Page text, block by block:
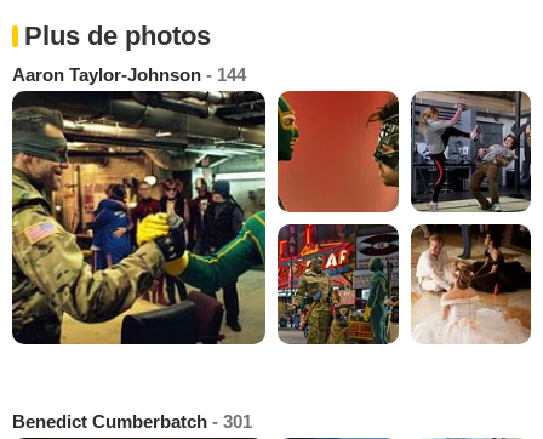
Plus de photos
Aaron Taylor-Johnson - 144
Benedict Cumberbatch - 301